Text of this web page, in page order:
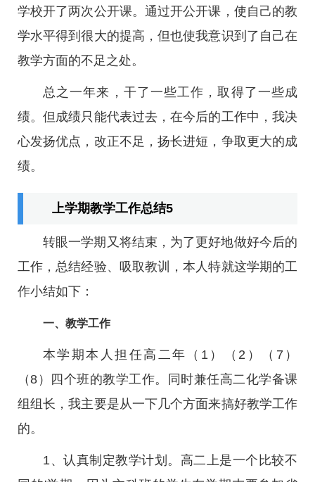
学校开了两次公开课。通过开公开课，使自己的教
学水平得到很大的提高，但也使我意识到了自己在
教学方面的不足之处。
总之一年来，干了一些工作，取得了一些成
绩。但成绩只能代表过去，在今后的工作中，我决
心发扬优点，改正不足，扬长进短，争取更大的成
绩。
上学期教学工作总结5
转眼一学期又将结束，为了更好地做好今后的
工作，总结经验、吸取教训，本人特就这学期的工
作小结如下：
一、教学工作
本学期本人担任高二年（1）（2）（7）
（8）四个班的教学工作。同时兼任高二化学备课
组组长，我主要是从一下几个方面来搞好教学工作
的。
1、认真制定教学计划。高二上是一个比较不